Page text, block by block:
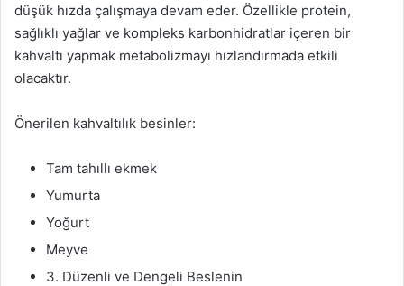
düşük hızda çalışmaya devam eder. Özellikle protein,
sağlıklı yağlar ve kompleks karbonhidratlar içeren bir
kahvaltı yapmak metabolizmayı hızlandırmada etkili
olacaktır.
Önerilen kahvaltılık besinler:
Tam tahıllı ekmek
Yumurta
Yoğurt
Meyve
3. Düzenli ve Dengeli Beslenin